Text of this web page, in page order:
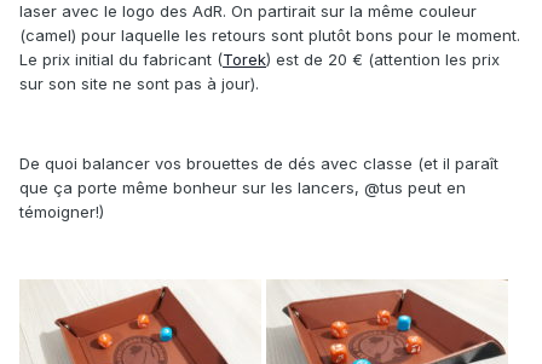
laser avec le logo des AdR. On partirait sur la même couleur
(camel) pour laquelle les retours sont plutôt bons pour le moment.
Le prix initial du fabricant (Torek) est de 20 € (attention les prix
sur son site ne sont pas à jour).
De quoi balancer vos brouettes de dés avec classe (et il paraît
que ça porte même bonheur sur les lancers, @tus peut en
témoigner!)